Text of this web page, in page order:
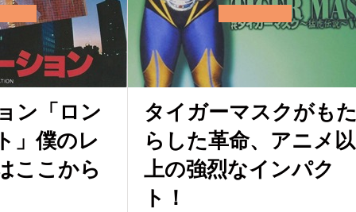
ン「ロン
」僕のレ
ここから
タイガーマスクがも
らした革命、アニメ以
上の強烈なインパク
ト！